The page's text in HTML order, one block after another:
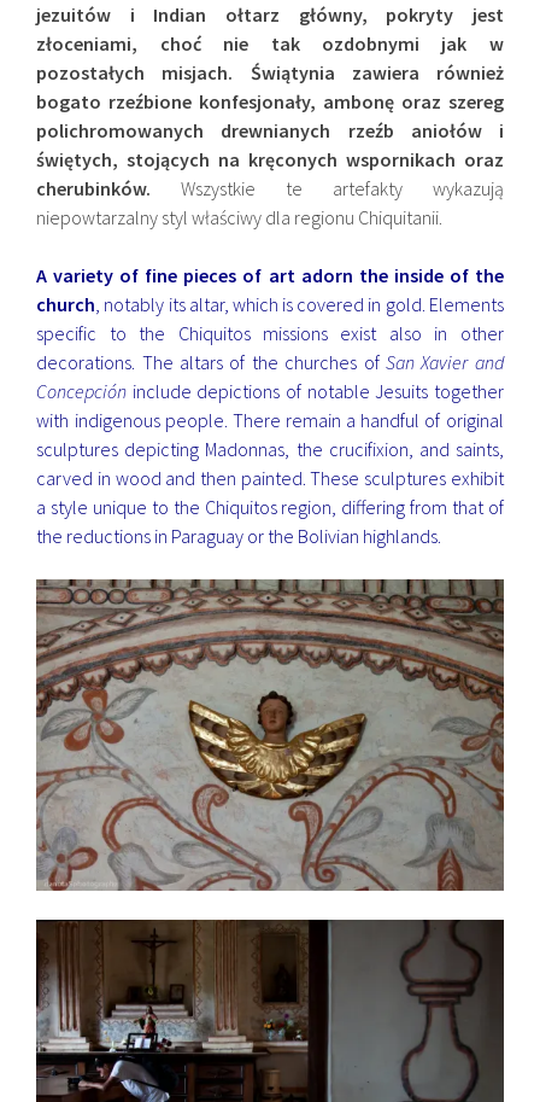
jezuitów i Indian ołtarz główny, pokryty jest
złoceniami, choć nie tak ozdobnymi jak w
pozostałych misjach. Świątynia zawiera również
bogato rzeźbione konfesjonały, ambonę oraz szereg
polichromowanych drewnianych rzeźb aniołów i
świętych, stojących na kręconych wspornikach oraz
cherubinków. Wszystkie te artefakty wykazują
niepowtarzalny styl właściwy dla regionu Chiquitanii.
A variety of fine pieces of art adorn the inside of the
church, notably its altar, which is covered in gold. Elements
specific to the Chiquitos missions exist also in other
decorations. The altars of the churches of San Xavier and
Concepción include depictions of notable Jesuits together
with indigenous people. There remain a handful of original
sculptures depicting Madonnas, the crucifixion, and saints,
carved in wood and then painted. These sculptures exhibit
a style unique to the Chiquitos region, differing from that of
the reductions in Paraguay or the Bolivian highlands.